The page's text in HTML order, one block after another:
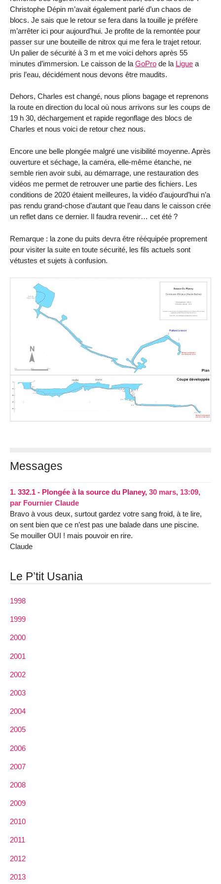
Christophe Dépin m’avait également parlé d’un chaos de
blocs. Je sais que le retour se fera dans la touille je préfère
m’arrêter ici pour aujourd’hui. Je profite de la remontée pour
passer sur une bouteille de nitrox qui me fera le trajet retour.
Un palier de sécurité à 3 m et me voici dehors après 55
minutes d’immersion. Le caisson de la GoPro de la Ligue a
pris l’eau, décidément nous devons être maudits.
Dehors, Charles est changé, nous plions bagage et reprenons
la route en direction du local où nous arrivons sur les coups de
19 h 30, déchargement et rapide regonflage des blocs de
Charles et nous voici de retour chez nous.
Encore une belle plongée malgré une visibilité moyenne. Après
ouverture et séchage, la caméra, elle-même étanche, ne
semble rien avoir subi, au démarrage, une restauration des
vidéos me permet de retrouver une partie des fichiers. Les
conditions de 2020 étaient meilleures, la vidéo d’aujourd’hui n’a
pas rendu grand-chose d’autant que l’eau dans le caisson crée
un reflet dans ce dernier. Il faudra revenir… cet été ?
Remarque : la zone du puits devra être rééquipée proprement
pour visiter la suite en toute sécurité, les fils actuels sont
vétustes et sujets à confusion.
Messages
1. 332.1 - Plongée à la source du Planey, 30 mars, 13:09,
par Fournier Claude
Bravo à vous deux, surtout gardez votre sang froid, à te lire,
on sent bien que ce n’est pas une balade dans une piscine.
Se mouiller OUI ! mais pouvoir en rire.
Claude
Le P’tit Usania
1998
1999
2000
2001
2002
2003
2004
2005
2006
2007
2008
2009
2010
2011
2012
2013